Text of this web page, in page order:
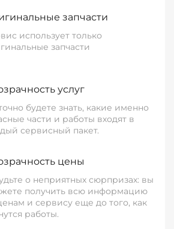
запчасти
использует только
запчасти
услуг
будете знать, какие именно
части и работы входят в
сервисный пакет.
цены
о неприятных сюрпризах: вы
получить всю информацию
и сервису еще до того, как
работы.